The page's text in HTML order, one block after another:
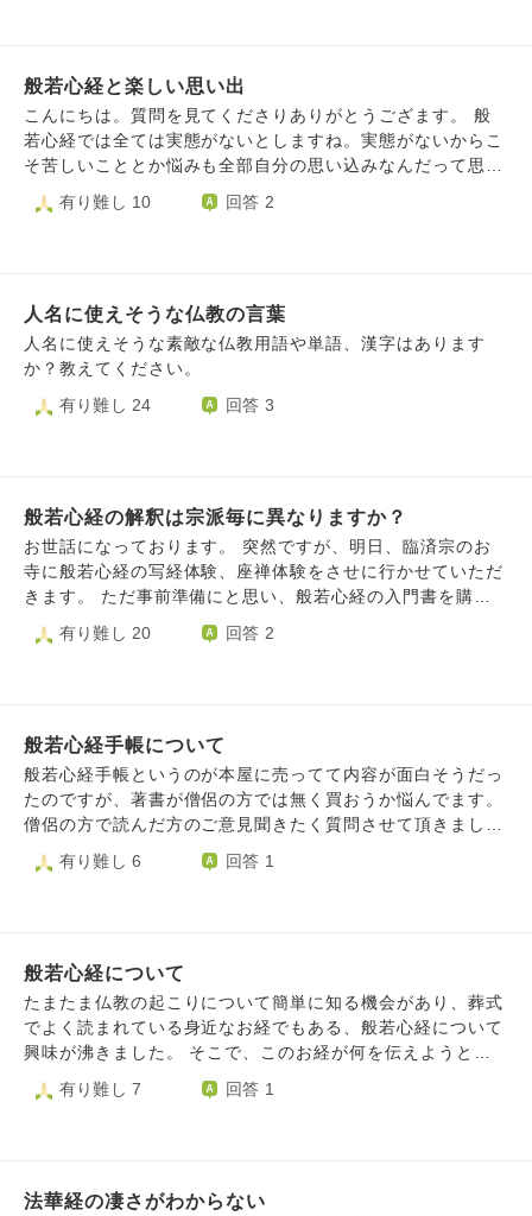
ださる方もいれば、許されない方もいる。あまりにも失敗が
直らないので、もういつ浄土に行ってもいい、そんな思いに
なることもある。そんな私を、阿弥陀さまは救ってくださ
る。助けてくれる人もいる。だから、その周りからのご縁を
さる人を、尊敬する。本当に生かされていることに、感謝。
る」とこぼれました。 燃え尽きの自覚もあり、専門家にも
相談済で「休職の必要なし」ただ、話せば話すほど、先方は
寂しげな表情で… 「頑張って！」という声も、あったのを
る、そう受けとめています。 多分、周りにも即、打ち明け
いているし、そんなにすぐには変わらないことが、少しずつ
変わっていることもわかります。みんな、精一杯です。 職
場には、たまたま前職で専門的な相談職のキャリアがあり、
ご自身もメンタル経験者である見習いの方がいます。 大切
な家族のための相談が、なかなか進まないことについて、お
互いに本当に繁忙で時間が合わないこと、そして葬儀費用は
な一日で、過ぎゆく時の中に何と申し出たら良いのか、先に
貯まるまで待つのが吉か、答えが出ません
般若心経と楽しい思い出
こんにちは。質問を見てくださりありがとうござます。 般
若心経では全ては実態がないとしますね。実態がないからこ
そ苦しいこととか悩みも全部自分の思い込みなんだって思え
ます。では楽しい思い出や感動した思い出はどう解釈すれば
いいのでしょうか。 私は以前諸行無常と楽しい思い出につ
い出や感動した思い出が嘘だなんて思いたくないです。どの
ように解釈できるでしょうか。
有り難し 10 回答 2
人名に使えそうな仏教の言葉
人名に使えそうな素敵な仏教用語や単語、漢字はあります
か？教えてください。
有り難し 24
回答 3
般若心経の解釈は宗派毎に異なりますか？
お世話になっております。 突然ですが、明日、臨済宗のお
寺に般若心経の写経体験、座禅体験をさせに行かせていただ
きます。 ただ事前準備にと思い、般若心経の入門書を購入
したのですが、これが法相宗の本だったので、自分が持って
いるこの本と、明日のお寺様の解釈が異なっていたら、時間
かお聞きしたいのですがいかがでしょうか？
有り難し 20 回答 2
般若心経手帳について
般若心経手帳というのが本屋に売ってて内容が面白そうだっ
たのですが、著書が僧侶の方では無く買おうか悩んでます。
僧侶の方で読んだ方のご意見聞きたく質問させて頂きまし
た。 感想の方よろしくお願いします。
有り難し 6 回答 1
般若心経について
たまたま仏教の起こりについて簡単に知る機会があり、葬式
でよく読まれている身近なお経でもある、般若心経について
興味が沸きました。 そこで、このお経が何を伝えようとし
ているのかインターネットで調べていたのですが、サイトに
よって解釈が微妙に異なる様で、本来の意味を理解出来たの
である •よって、苦しみや生、死も実在しないものであり、
有り難し 7 回答 1
法華経の凄さがわからない